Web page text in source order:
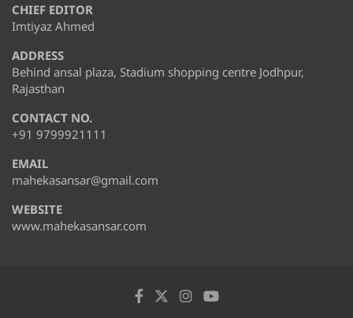
CHIEF EDITOR
Imtiyaz Ahmed
ADDRESS
Behind ansal plaza, Stadium shopping centre Jodhpur,
Rajasthan
CONTACT NO.
+91 9799921111
EMAIL
mahekasansar@gmail.com
WEBSITE
www.mahekasansar.com